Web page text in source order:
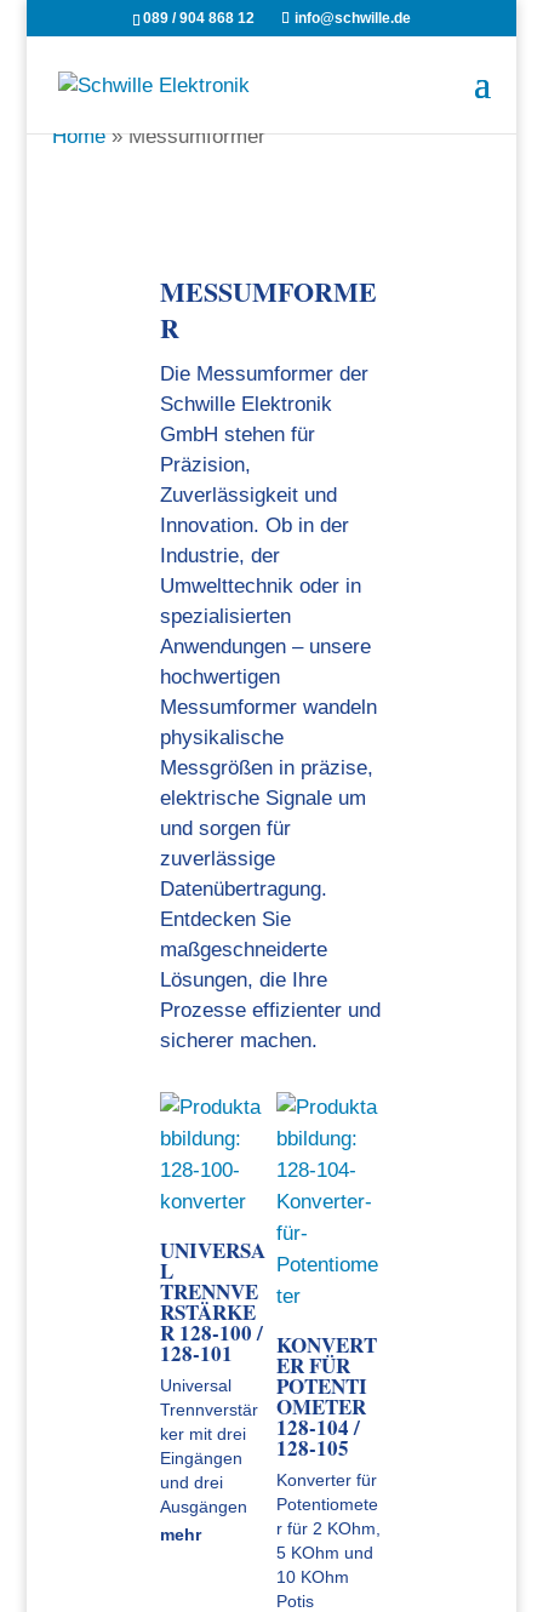
089 / 904 868 12 info@schwille.de
Home»Messumformer
MESSUMFORME
R
Die Messumformer der
Schwille Elektronik
GmbH stehen für
Präzision,
Zuverlässigkeit und
Innovation. Ob in der
Industrie, der
Umwelttechnik oder in
spezialisierten
Anwendungen – unsere
hochwertigen
Messumformer wandeln
physikalische
Messgrößen in präzise,
elektrische Signale um
und sorgen für
zuverlässige
Datenübertragung.
Entdecken Sie
maßgeschneiderte
Lösungen, die Ihre
Prozesse effizienter und
sicherer machen.
UNIVERSA
L
TRENNVE
RSTÄRKE
R 128-100 /
128-101
Universal
Trennverstär
ker mit drei
Eingängen
und drei
Ausgängen
mehr
KONVERT
ER FÜR
POTENTI
OMETER
128-104 /
128-105
Konverter für
Potentiomete
r für 2 KOhm,
5 KOhm und
10 KOhm
Potis